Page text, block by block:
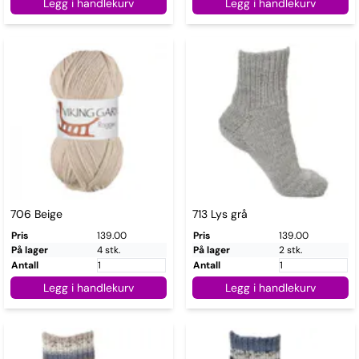
706 Beige
Pris
139.00
På lager
4 stk.
Antall
Legg i handlekurv
713 Lys grå
Pris
139.00
På lager
2 stk.
Antall
Legg i handlekurv